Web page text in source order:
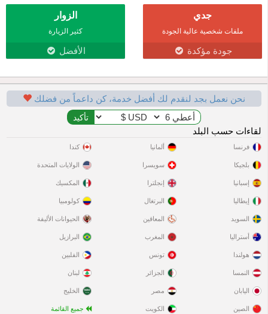
جدي
ملفات شخصية عالية الجودة
جودة مؤكدة
الزوار
كثير الزيارة
الأفضل
نحن نعمل بجد لنقدم لك أفضل خدمة، كن داعماً من فضلك
لقاءات حسب البلد
فرنسا
بلجيكا
إسبانيا
إيطاليا
السويد
ألمانيا
سويسرا
إنجلترا
البرتغال
المعاقين
كندا
الولايات المتحدة
المكسيك
كولومبيا
الحيوانات الأليفة
أستراليا
هولندا
النمسا
اليابان
الصين
المغرب
تونس
الجزائر
مصر
الكويت
البرازيل
الفلبين
لبنان
الخليج
جميع القائمة